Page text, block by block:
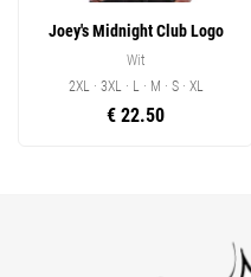
Joey's Midnight Club Logo
Wit
2XL · 3XL · L · M · S · XL
€ 22.50